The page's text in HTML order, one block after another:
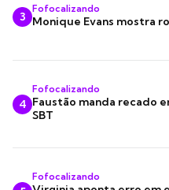
3
Fofocalizando
Monique Evans mostra
4
Fofocalizando
Faustão manda recado
SBT
Fofocalizando